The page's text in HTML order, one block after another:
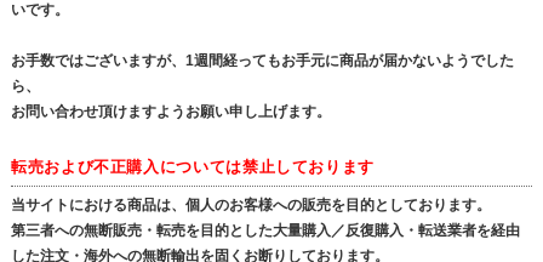
いです。
お手数ではございますが、1週間経ってもお手元に商品が届かないようでした
ら、
お問い合わせ頂けますようお願い申し上げます。
転売および不正購入については禁止しております
当サイトにおける商品は、個人のお客様への販売を目的としております。
第三者への無断販売・転売を目的とした大量購入／反復購入・転送業者を経由
した注文・海外への無断輸出を固くお断りしております。